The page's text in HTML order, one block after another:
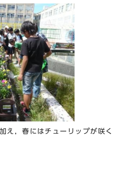
え，春にはチューリップが咲く